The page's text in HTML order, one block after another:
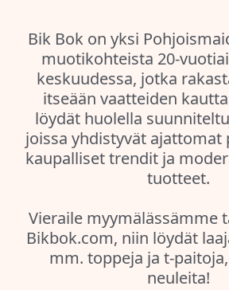
Bik Bok on yksi
muotikohteista 20-
keskuudessa, jotka
itseään vaatteiden
löydät huolella
joissa yhdistyvät ajattomat
kaupalliset trendit ja
tuotteet.
Vieraile myymälässämme
Bikbok.com, niin löydät
mm. toppeja ja t-
neuleita!